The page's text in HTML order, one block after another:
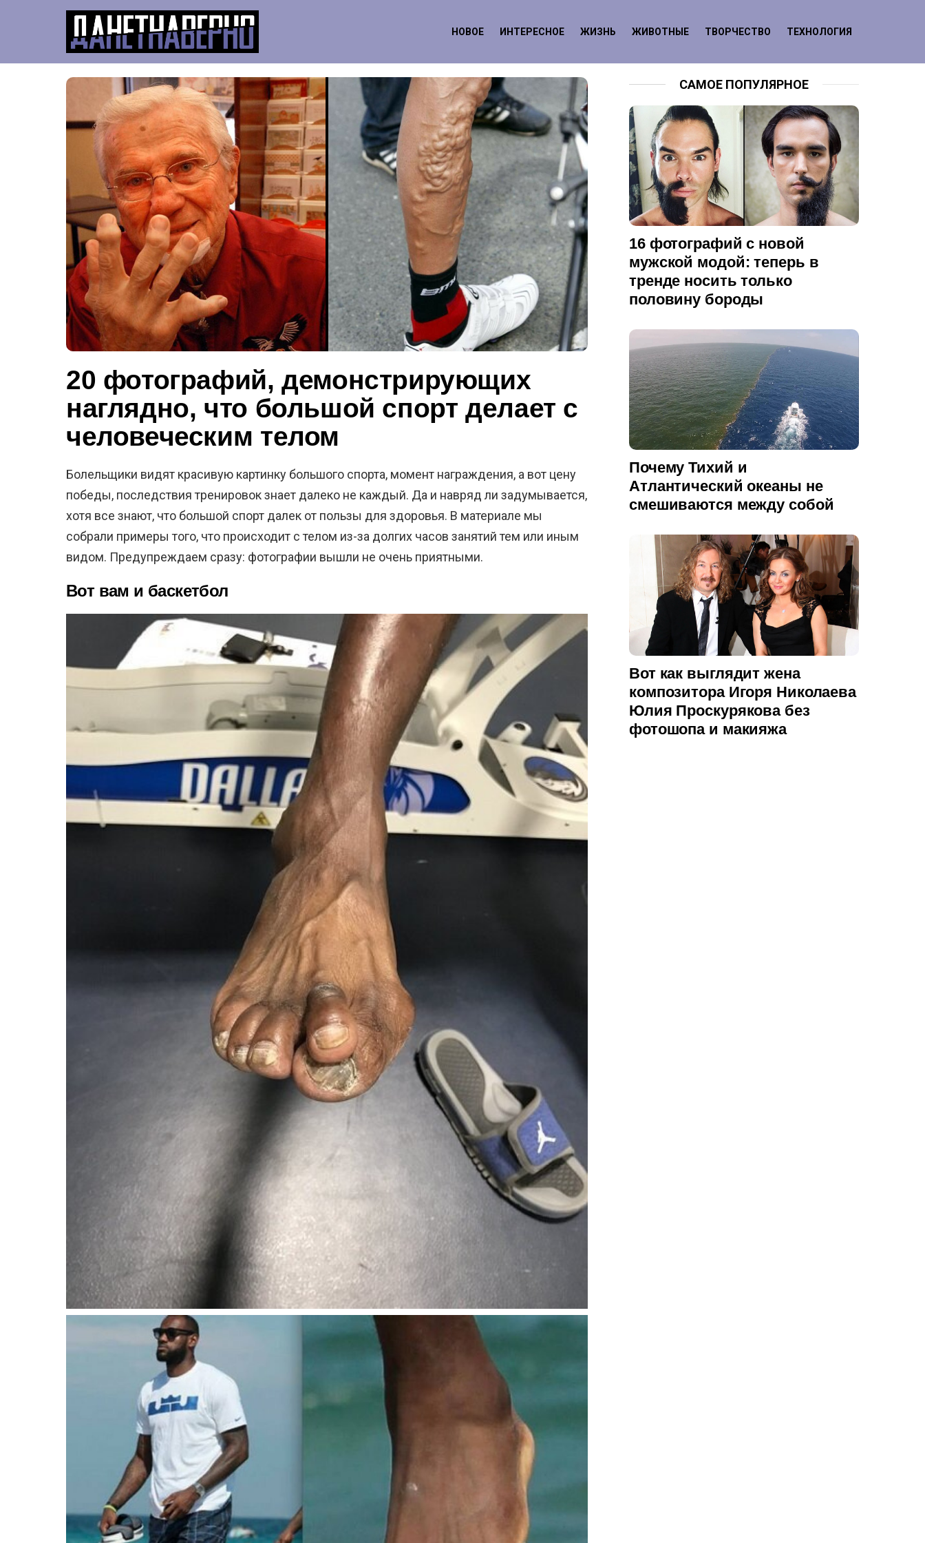
НОВОЕ ИНТЕРЕСНОЕ ЖИЗНЬ ЖИВОТНЫЕ ТВОРЧЕСТВО ТЕХНОЛОГИЯ
20 фотографий, демонстрирующих
наглядно, что большой спорт делает с
человеческим телом
Болельщики видят красивую картинку большого спорта, момент награждения, а вот цену
победы, последствия тренировок знает далеко не каждый. Да и навряд ли задумывается,
хотя все знают, что большой спорт далек от пользы для здоровья. В материале мы
собрали примеры того, что происходит с телом из-за долгих часов занятий тем или иным
видом. Предупреждаем сразу: фотографии вышли не очень приятными.
Вот вам и баскетбол
САМОЕ ПОПУЛЯРНОЕ
16 фотографий с новой
мужской модой: теперь в
тренде носить только
половину бороды
Почему Тихий и
Атлантический океаны не
смешиваются между собой
Вот как выглядит жена
композитора Игоря Николаева
Юлия Проскурякова без
фотошопа и макияжа